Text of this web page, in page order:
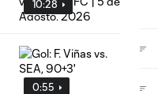
10:28
0:55